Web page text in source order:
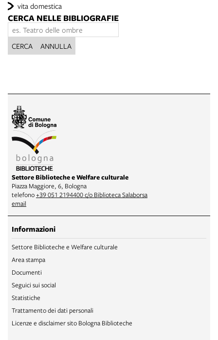
vita domestica
CERCA NELLE BIBLIOGRAFIE
CERCA ANNULLA
Settore Biblioteche e Welfare culturale
Piazza Maggiore, 6, Bologna
telefono+39 051 2194400 c/o Biblioteca Salaborsa
email
Informazioni
Settore Biblioteche e Welfare culturale
Area stampa
Documenti
Seguici sui social
Statistiche
Trattamento dei dati personali
Licenze e disclaimer sito Bologna Biblioteche